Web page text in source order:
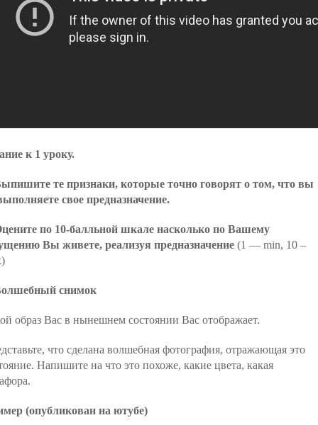
к 1 уроку.
те признаки, которые точно говорят о том, что вы
свое предназначение.
по 10-балльной шкале насколько по Вашему
Вы живете, реализуя предназначение (1 — min, 10 –
снимок
образ Вас в нынешнем состоянии Вас отображает.
что сделана волшебная фотография, отражающая это
Напишите на что это похоже, какие цвета, какая
(опубликован на ютубе)